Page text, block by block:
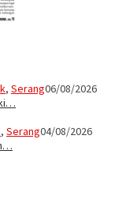
, Serang06/08/2026
, Serang04/08/2026